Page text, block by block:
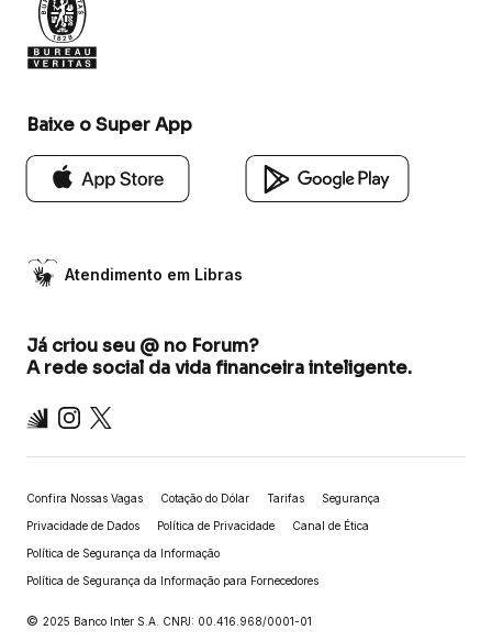
Baixe o Super App
Atendimento em Libras
Já criou seu @ no Forum?
A rede social da vida financeira inteligente.
Inter Instagram
X
Confira Nossas Vagas Cotação do Dólar Tarifas Segurança
Privacidade de Dados Política de Privacidade Canal de Ética
Política de Segurança da Informação
Política de Segurança da Informação para Fornecedores
© 2025 Banco Inter S.A. CNPJ: 00.416.968/0001-01